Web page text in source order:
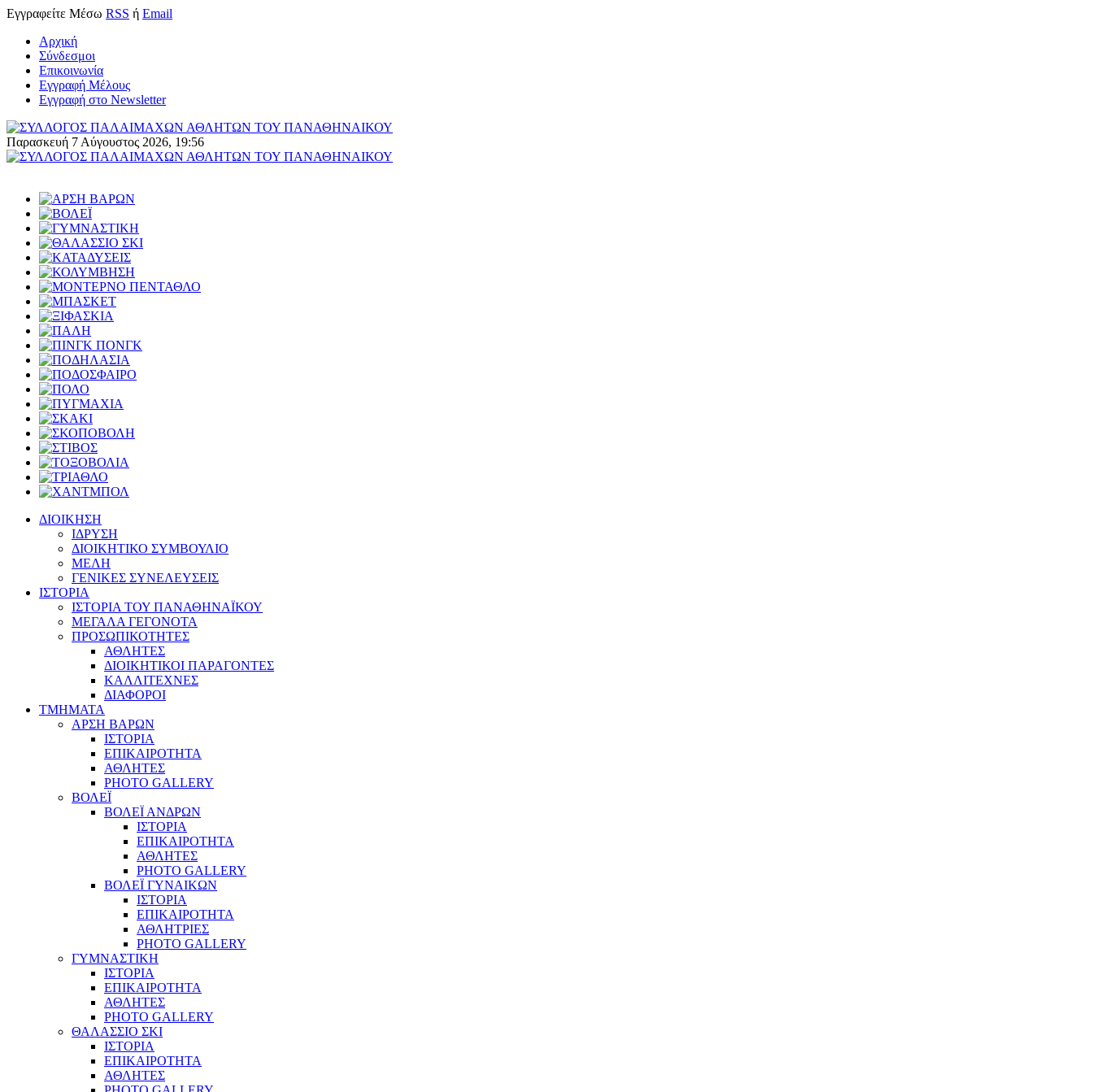
Εγγραφείτε Μέσω RSS ή Email
Αρχική
Σύνδεσμοι
Επικοινωνία
Εγγραφή Μέλους
Εγγραφή στο Newsletter
Παρασκευή 7 Αύγουστος 2026, 19:56
ΔΙΟΙΚΗΣΗ
ΙΔΡΥΣΗ
ΔΙΟΙΚΗΤΙΚΟ ΣΥΜΒΟΥΛΙΟ
ΜΕΛΗ
ΓΕΝΙΚΕΣ ΣΥΝΕΛΕΥΣΕΙΣ
ΙΣΤΟΡΙΑ
ΙΣΤΟΡΙΑ ΤΟΥ ΠΑΝΑΘΗΝΑΪΚΟΥ
ΜΕΓΑΛΑ ΓΕΓΟΝΟΤΑ
ΠΡΟΣΩΠΙΚΟΤΗΤΕΣ
ΑΘΛΗΤΕΣ
ΔΙΟΙΚΗΤΙΚΟΙ ΠΑΡΑΓΟΝΤΕΣ
ΚΑΛΛΙΤΕΧΝΕΣ
ΔΙΑΦΟΡΟΙ
ΤΜΗΜΑΤΑ
ΑΡΣΗ ΒΑΡΩΝ
ΙΣΤΟΡΙΑ
ΕΠΙΚΑΙΡΟΤΗΤΑ
ΑΘΛΗΤΕΣ
PHOTO GALLERY
ΒΟΛΕΪ
ΒΟΛΕΪ ΑΝΔΡΩΝ
ΙΣΤΟΡΙΑ
ΕΠΙΚΑΙΡΟΤΗΤΑ
ΑΘΛΗΤΕΣ
PHOTO GALLERY
ΒΟΛΕΪ ΓΥΝΑΙΚΩΝ
ΙΣΤΟΡΙΑ
ΕΠΙΚΑΙΡΟΤΗΤΑ
ΑΘΛΗΤΡΙΕΣ
PHOTO GALLERY
ΓΥΜΝΑΣΤΙΚΗ
ΙΣΤΟΡΙΑ
ΕΠΙΚΑΙΡΟΤΗΤΑ
ΑΘΛΗΤΕΣ
PHOTO GALLERY
ΘΑΛΑΣΣΙΟ ΣΚΙ
ΙΣΤΟΡΙΑ
ΕΠΙΚΑΙΡΟΤΗΤΑ
ΑΘΛΗΤΕΣ